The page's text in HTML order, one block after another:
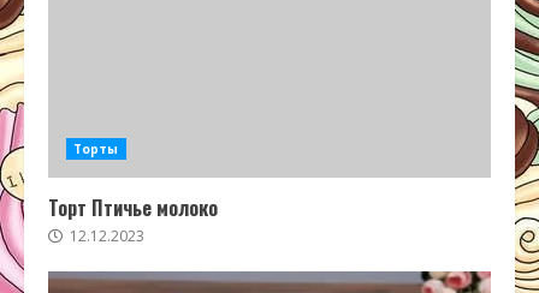
Торты
Торт Птичье молоко
12.12.2023